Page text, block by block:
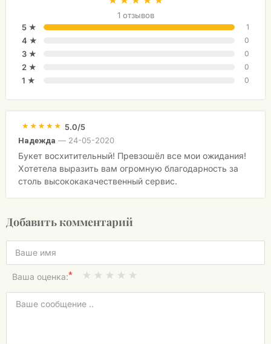
1 отзывов
5 ★
1
4 ★ 0
3 ★ 0
2 ★ 0
1 ★ 0
5.0/5
Надежда — 24-05-2020
Букет восхитительный! Превзошёл все мои ожидания!
Хотетела выразить вам огромную благодарность за
столь высококакачественный сервис.
Добавить комментарий
Ваша оценка:*